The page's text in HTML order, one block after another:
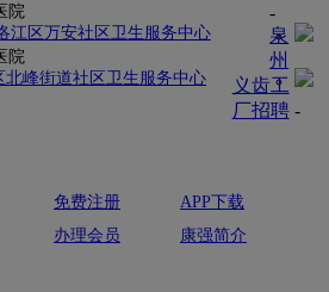
院
江区万安社区卫生服务中心
院
北峰街道社区卫生服务中心
-
泉
州
义齿工
厂招聘-
免费注册
APP下载
办理会员 康强简介